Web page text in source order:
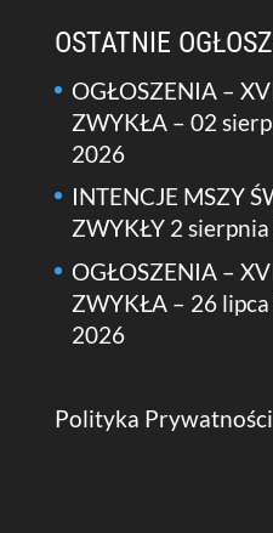
OSTATNIE
OGŁOSZENIA –
ZWYKŁA – 02
2026
INTENCJE MSZY
ZWYKŁY 2
OGŁOSZENIA –
ZWYKŁA – 26
2026
Polityka